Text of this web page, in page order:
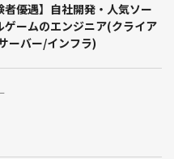
者優遇】自社開発・人気ソー
ゲームのエンジニア(クライア
ーバー/インフラ)